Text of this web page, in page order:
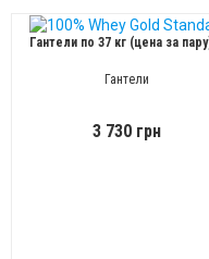
Гантели по 37 кг (цена за
Гантели
3 730 грн